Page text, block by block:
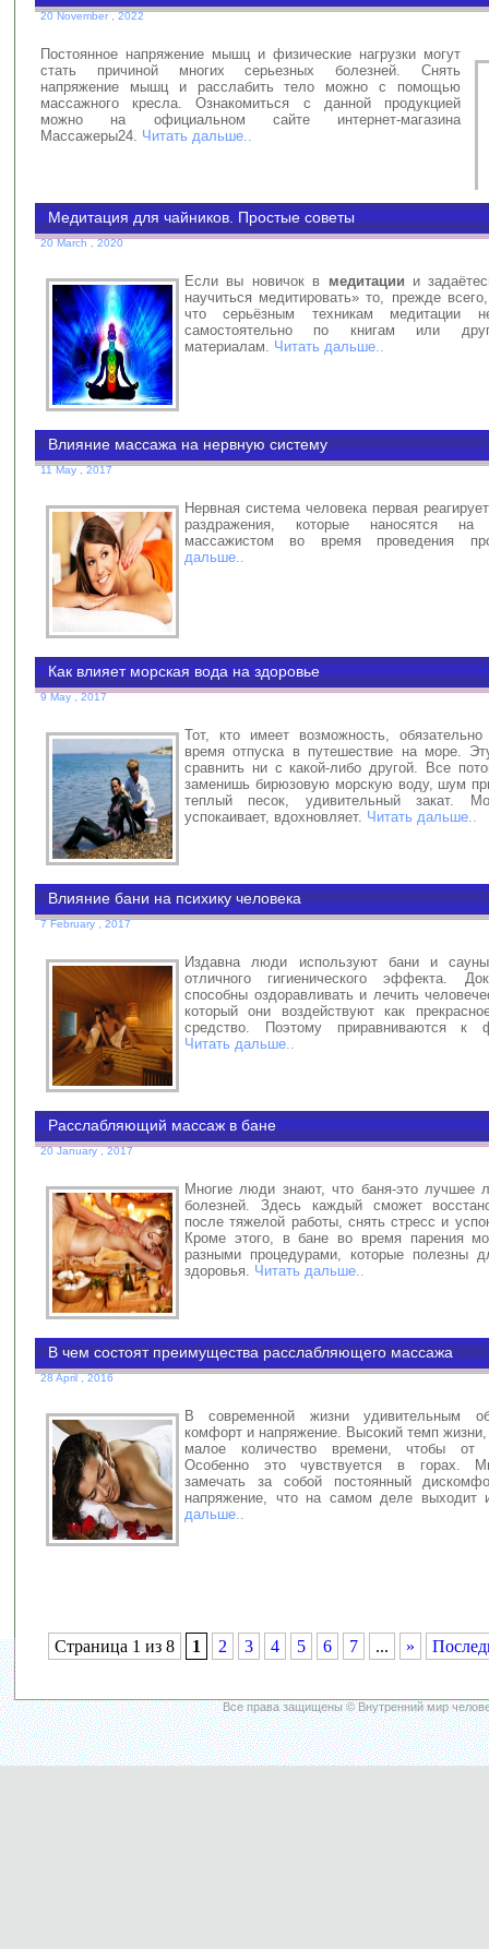
20 November , 2022
Постоянное напряжение мышц и физические нагрузки могут
стать причиной многих серьезных болезней. Снять
напряжение мышц и расслабить тело можно с помощью
массажного кресла. Ознакомиться с данной продукцией
можно на официальном сайте интернет-магазина
Массажеры24. Читать дальше..
Медитация для чайников. Простые советы
20 March , 2020
Если вы новичок в медитации и
научиться медитировать» то, прежде
что серьёзным техникам медитации
самостоятельно по книгам или
материалам. Читать дальше..
Влияние массажа на нервную систему
11 May , 2017
Нервная система человека первая
раздражения, которые наносятся на
массажистом во время проведения
дальше..
Как влияет морская вода на здоровье
9 May , 2017
Тот, кто имеет возможность, обязательно
время отпуска в путешествие на море.
сравнить ни с какой-либо другой. Все
заменишь бирюзовую морскую воду, шум
теплый песок, удивительный закат.
успокаивает, вдохновляет. Читать дальше..
Влияние бани на психику человека
7 February , 2017
Издавна люди используют бани и
отличного гигиенического эффекта.
способны оздоравливать и лечить
который они воздействуют как
средство. Поэтому приравниваются к
Читать дальше..
Расслабляющий массаж в бане
20 January , 2017
Многие люди знают, что баня-это лучшее
болезней. Здесь каждый сможет
после тяжелой работы, снять стресс и
Кроме этого, в бане во время парения
разными процедурами, которые полезны
здоровья. Читать дальше..
В чем состоят преимущества расслабляющего массажа
28 April , 2016
В современной жизни удивительным
комфорт и напряжение. Высокий темп
малое количество времени, чтобы от
Особенно это чувствуется в горах.
замечать за собой постоянный
напряжение, что на самом деле
дальше..
Страница 1 из 8 1 2 3 4 5 6 7 ... »
Все права защищены © Внутренний мир